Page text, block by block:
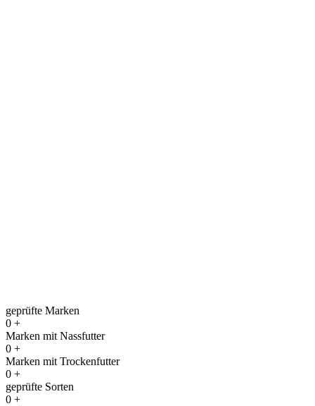
geprüfte Marken
0 +
Marken mit Nassfutter
0 +
Marken mit Trockenfutter
0 +
geprüfte Sorten
0 +